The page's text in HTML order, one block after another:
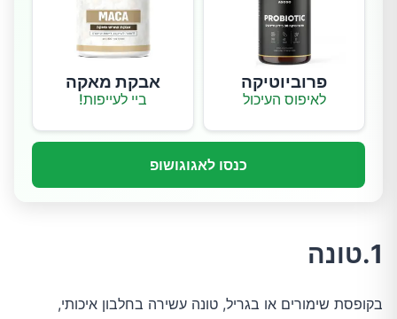
פרוביוטיקה
לאיפוס העיכול
אבקת מאקה
ביי לעייפות!
כנסו לאגוגושופ
1.טונה
בקופסת שימורים או בגריל, טונה עשירה בחלבון איכותי,